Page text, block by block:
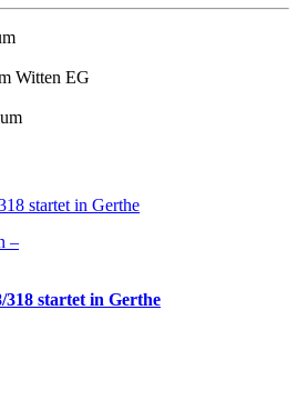
–
startet in Gerthe